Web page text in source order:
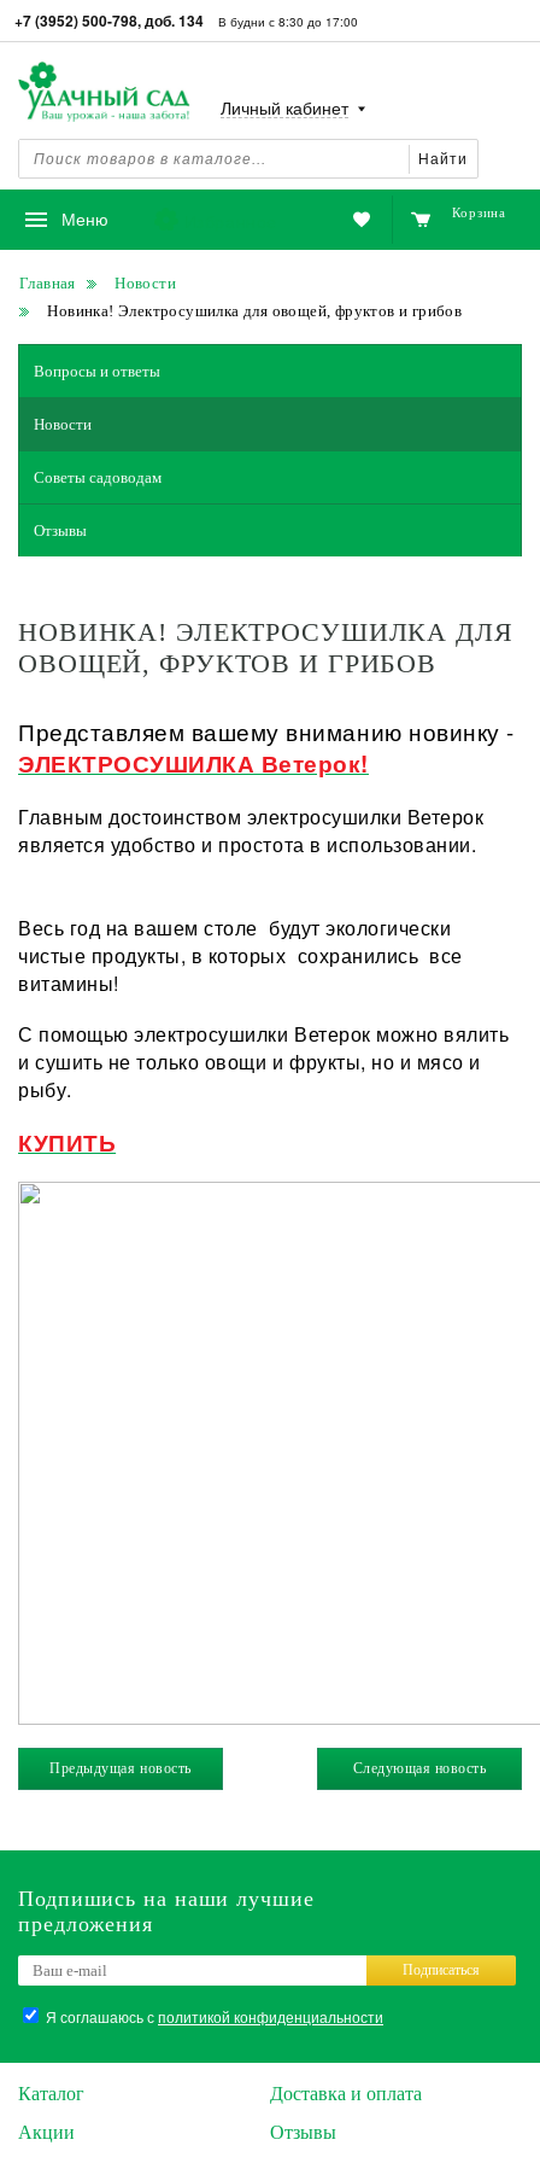
+7 (3952) 500-798, доб. 134 В будни с 8:30 до 17:00
Найти
Личный кабинет
Меню Корзина
Главная
Новости
Новинка! Электросушилка для овощей, фруктов и грибов
Вопросы и ответы
Новости
Советы садоводам
Отзывы
НОВИНКА! ЭЛЕКТРОСУШИЛКА ДЛЯ
ОВОЩЕЙ, ФРУКТОВ И ГРИБОВ
Представляем вашему вниманию новинку -
ЭЛЕКТРОСУШИЛКА Ветерок!
Главным достоинством электросушилки Ветерок
является удобство и простота в использовании.
Весь год на вашем столе будут экологически
чистые продукты, в которых сохранились все
витамины!
С помощью электросушилки Ветерок можно вялить
и сушить не только овощи и фрукты, но и мясо и
рыбу.
КУПИТЬ
Предыдущая новость Следующая новость
Подпишись на наши лучшие
предложения
Я соглашаюсь сполитикой конфиденциальности
Подписаться
Каталог
Акции
Доставка и оплата
Отзывы